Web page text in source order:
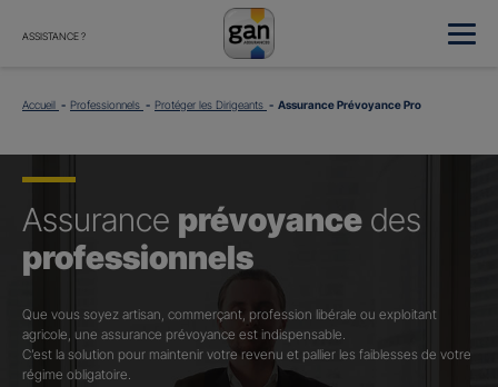
ASSISTANCE ?
Accueil Professionnels Protéger les Dirigeants Assurance Prévoyance Pro
Assurance prévoyance des
professionnels
Que vous soyez artisan, commerçant, profession libérale ou exploitant
agricole, une assurance prévoyance est indispensable.
C’est la solution pour maintenir votre revenu et pallier les faiblesses de votre
régime obligatoire.